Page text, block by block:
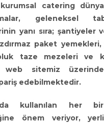
catering
geleneksel
yanı sıra; şantiyeler
paket
taze mezeleri ve
web sitemiz
edebilmektedir.
kullanılan her
önem veriyor,